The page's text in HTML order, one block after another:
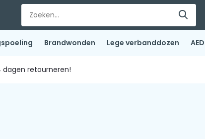
Brandwonden Lege verbanddozen AED
dagen retourneren!